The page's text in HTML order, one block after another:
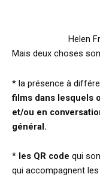
Helen
Mais deux choses
* la présence à
films dans lesquels
et/ou en
général.
* les QR code qui
qui accompagnent